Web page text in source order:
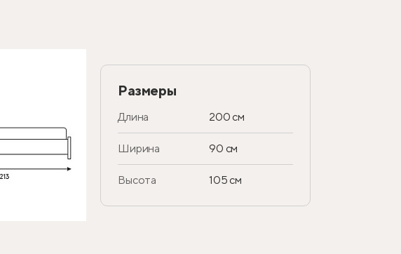
Размеры
Длина 200 см
Ширина 90 см
Высота 105 см